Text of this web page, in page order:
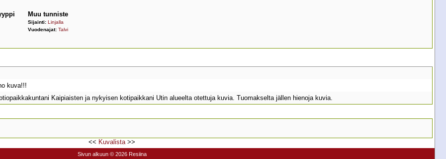
Muu tunniste
Sijainti: Linjalla
Vuodenajat: Talvi
kuva!!!
Kaipiaisten ja nykyisen kotipaikkani Utin alueelta otettuja kuvia. Tuomakselta jällen hienoja kuvia.
<< Kuvalista>>
Sivun alkuun © 2026 Resiina